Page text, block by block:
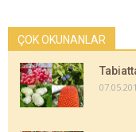
ÇOK OKUNANLAR